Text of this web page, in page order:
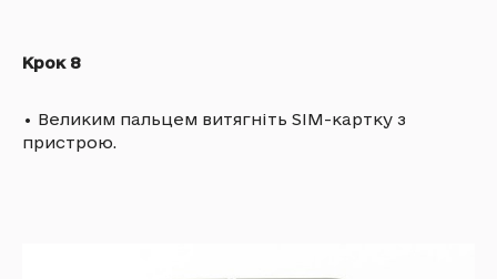
Крок 8
• Великим пальцем витягніть SIM-картку з
пристрою.